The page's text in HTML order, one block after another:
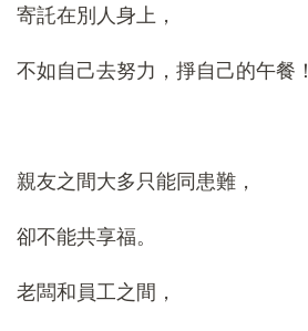
寄託在別人身上，
不如自己去努力，掙自己的午餐！
親友之間大多只能同患難，
卻不能共享福。
老闆和員工之間，